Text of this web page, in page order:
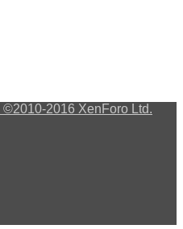
©2010-2016 XenForo Ltd.